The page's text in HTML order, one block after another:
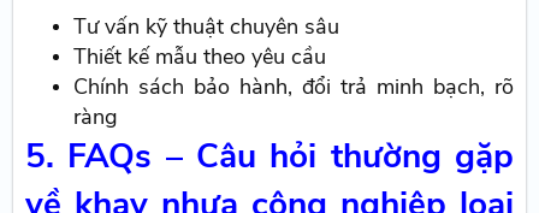
Tư vấn kỹ thuật chuyên sâu
Thiết kế mẫu theo yêu cầu
Chính sách bảo hành, đổi trả minh bạch, rõ
ràng
5. FAQs – Câu hỏi thường gặp